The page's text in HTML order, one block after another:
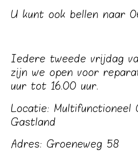
U kunt ook bellen naar
Iedere tweede vrijdag
zijn we open voor
uur tot 16.00 uur.
Locatie: Multifunctioneel
Gastland
Adres: Groeneweg 58